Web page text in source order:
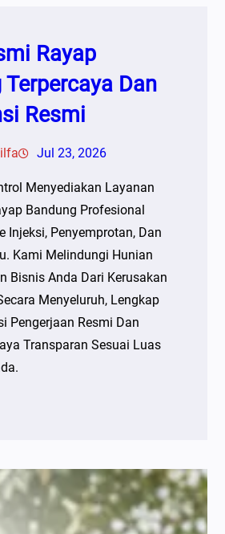
Rayap
Terpercaya Dan
Resmi
Jul 23, 2026
Menyediakan Layanan
Bandung Profesional
Injeksi, Penyemprotan, Dan
Kami Melindungi Hunian
Bisnis Anda Dari Kerusakan
Menyeluruh, Lengkap
Pengerjaan Resmi Dan
Transparan Sesuai Luas